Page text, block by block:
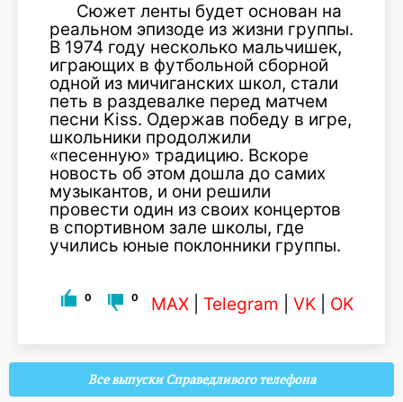
Сюжет ленты будет основан на
реальном эпизоде из жизни группы.
В 1974 году несколько мальчишек,
играющих в футбольной сборной
одной из мичиганских школ, стали
петь в раздевалке перед матчем
песни Kiss. Одержав победу в игре,
школьники продолжили
«песенную» традицию. Вскоре
новость об этом дошла до самих
музыкантов, и они решили
провести один из своих концертов
в спортивном зале школы, где
учились юные поклонники группы.
0 0 MAX Telegram VK OK
Все выпуски Справедливого телефона